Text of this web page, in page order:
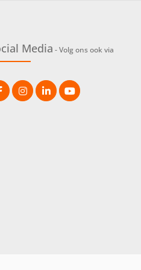
Media - Volg ons ook via